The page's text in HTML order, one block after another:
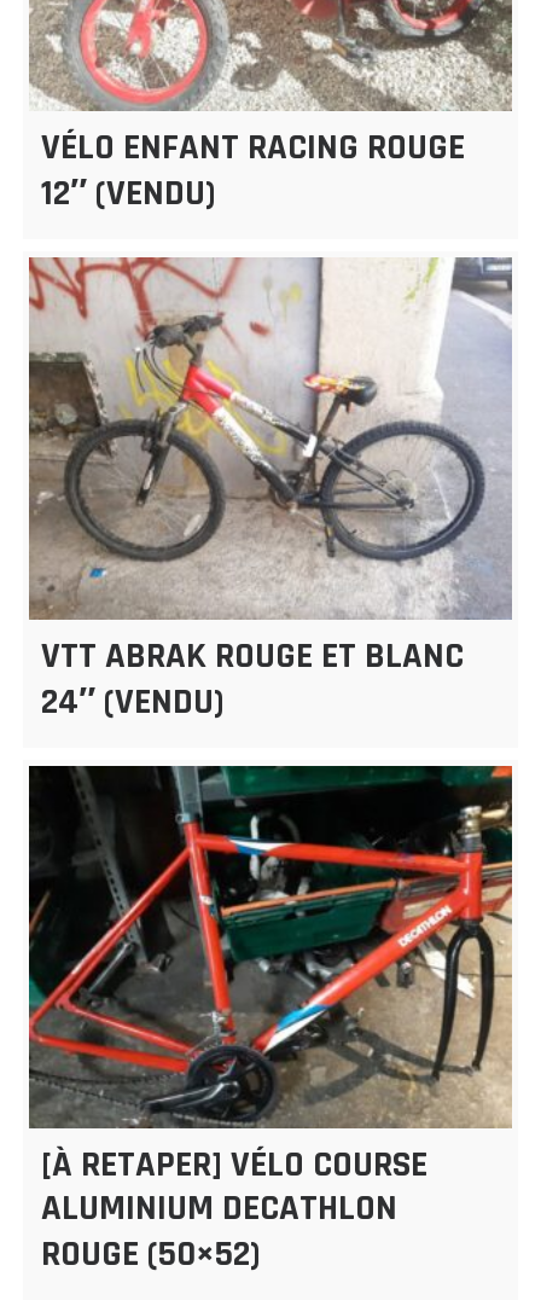
VÉLO ENFANT RACING ROUGE
12″ (VENDU)
VTT ABRAK ROUGE ET BLANC
24″ (VENDU)
[À RETAPER] VÉLO COURSE
ALUMINIUM DECATHLON
ROUGE (50×52)